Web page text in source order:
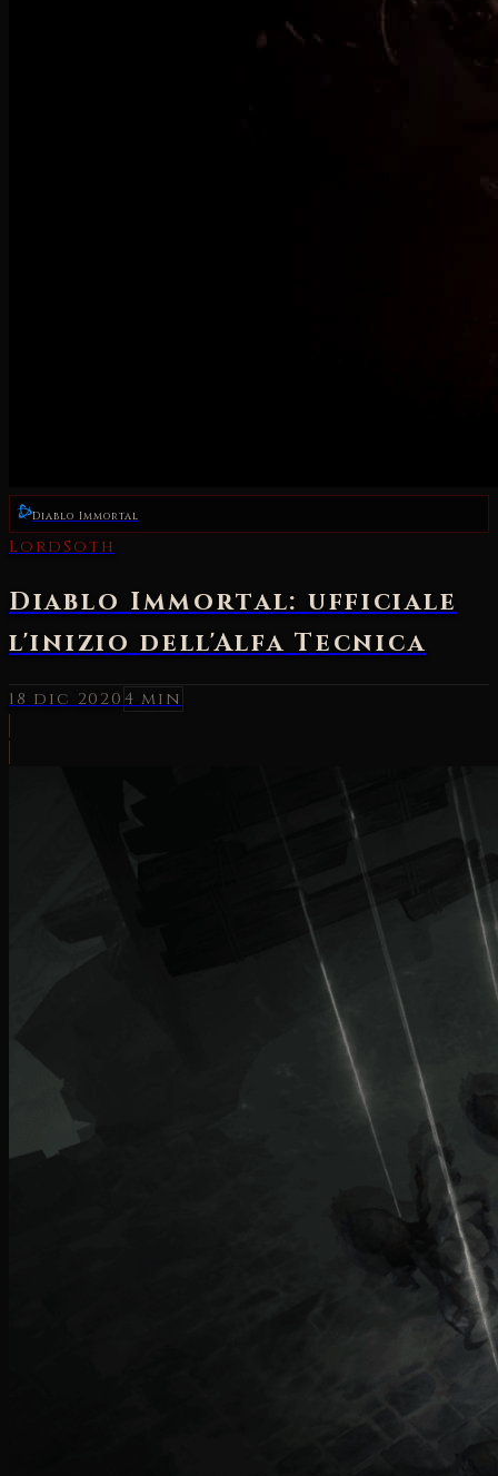
Diablo Immortal
LordSoth
Diablo Immortal: ufficiale
l'inizio dell'Alfa Tecnica
18 dic 20204 min